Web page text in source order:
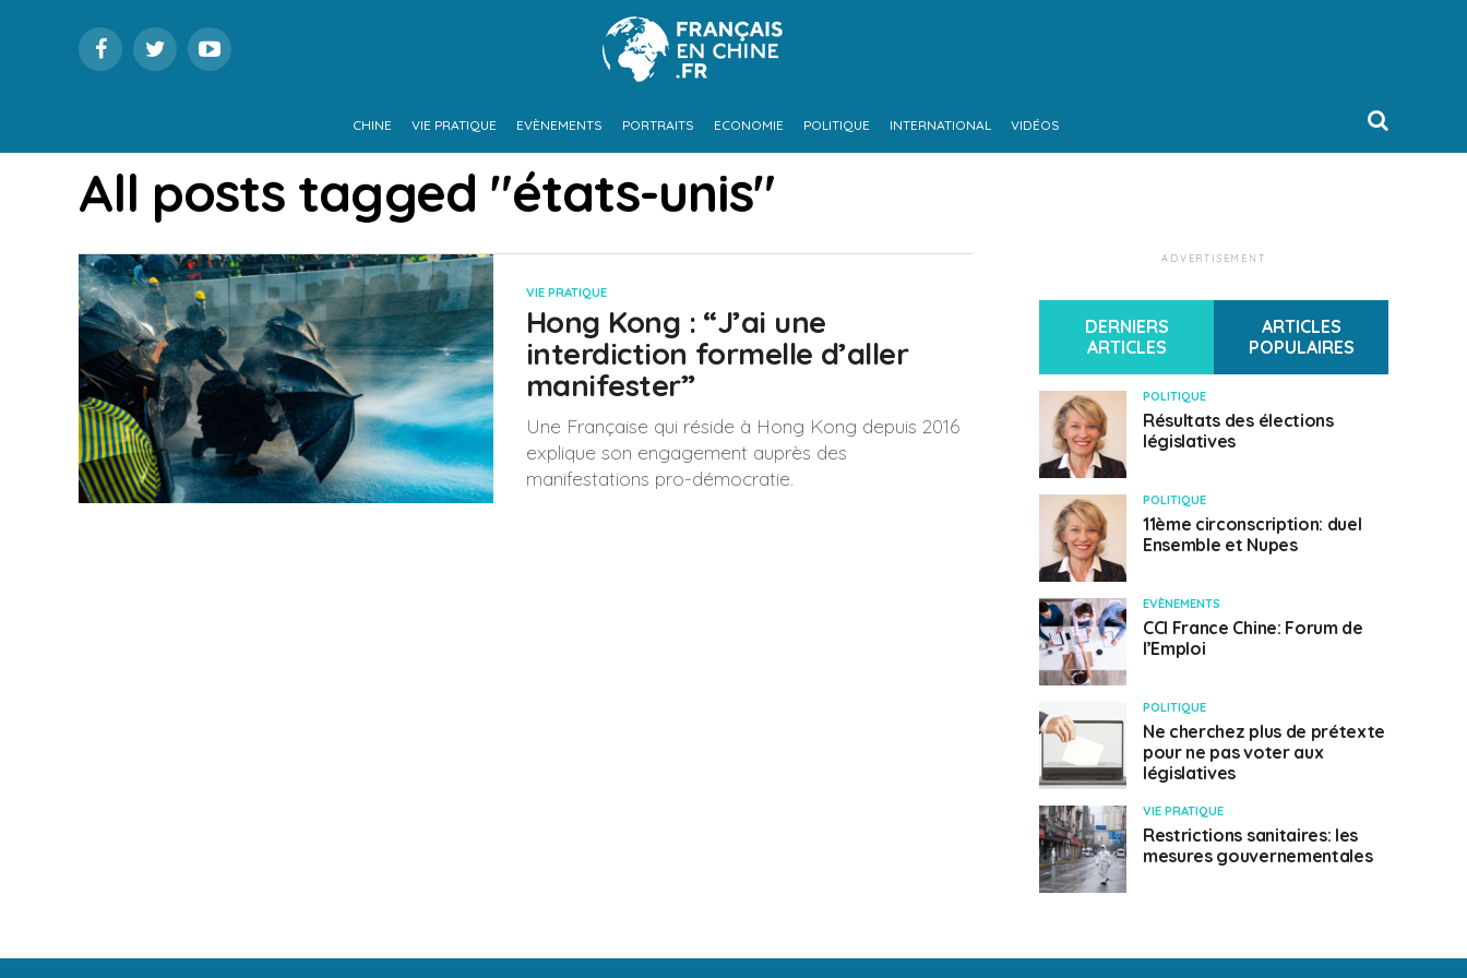
CHINE VIE PRATIQUE EVÈNEMENTS PORTRAITS ECONOMIE POLITIQUE INTERNATIONAL VIDÉOS
All posts tagged "états-unis"
VIE PRATIQUE
Hong Kong : “J’ai une
interdiction formelle d’aller
manifester”
Une Française qui réside à Hong Kong depuis 2016
explique son engagement auprès des
manifestations pro-démocratie.
ADVERTISEMENT
DERNIERS
ARTICLES
ARTICLES
POPULAIRES
POLITIQUE
Résultats des élections
législatives
POLITIQUE
11ème circonscription: duel
Ensemble et Nupes
EVÈNEMENTS
CCI France Chine: Forum de
l’Emploi
POLITIQUE
Ne cherchez plus de prétexte
pour ne pas voter aux
législatives
VIE PRATIQUE
Restrictions sanitaires: les
mesures gouvernementales